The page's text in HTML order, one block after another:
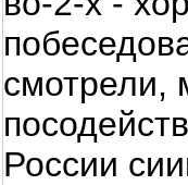
смотрели,
России